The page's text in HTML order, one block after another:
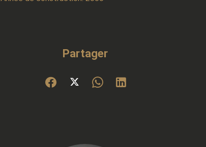
Partager